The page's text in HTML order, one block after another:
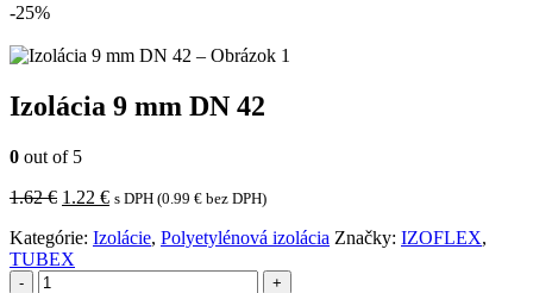
-25%
Izolácia 9 mm DN 42
0 out of 5
1.62€ Pôvodná
bola:
1.62 €.
1.22 €Aktuálna
je:
s DPH (0.99 € bez DPH)
Kategórie: Izolácie, Polyetylénová izolácia Značky: IZOFLEX,
TUBEX
-
+